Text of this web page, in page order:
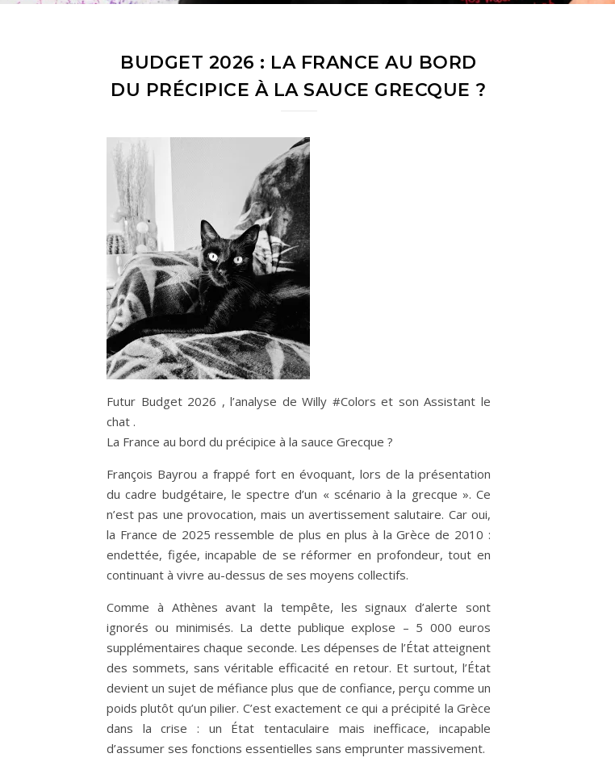
BUDGET 2026 : LA FRANCE AU BORD
DU PRÉCIPICE À LA SAUCE GRECQUE ?
Futur Budget 2026 , l’analyse de Willy #Colors et son Assistant le
chat .
La France au bord du précipice à la sauce Grecque ?
François Bayrou a frappé fort en évoquant, lors de la présentation
du cadre budgétaire, le spectre d’un « scénario à la grecque ». Ce
n’est pas une provocation, mais un avertissement salutaire. Car oui,
la France de 2025 ressemble de plus en plus à la Grèce de 2010 :
endettée, figée, incapable de se réformer en profondeur, tout en
continuant à vivre au-dessus de ses moyens collectifs.
Comme à Athènes avant la tempête, les signaux d’alerte sont
ignorés ou minimisés. La dette publique explose – 5 000 euros
supplémentaires chaque seconde. Les dépenses de l’État atteignent
des sommets, sans véritable efficacité en retour. Et surtout, l’État
devient un sujet de méfiance plus que de confiance, perçu comme un
poids plutôt qu’un pilier. C’est exactement ce qui a précipité la Grèce
dans la crise : un État tentaculaire mais inefficace, incapable
d’assumer ses fonctions essentielles sans emprunter massivement.